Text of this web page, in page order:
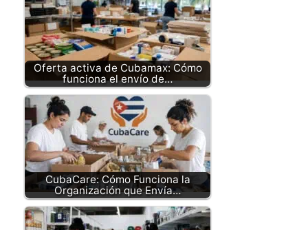
Oferta activa de Cubamax: Cómo
funciona el envío de…
CubaCare: Cómo Funciona la
Organización que Envía…